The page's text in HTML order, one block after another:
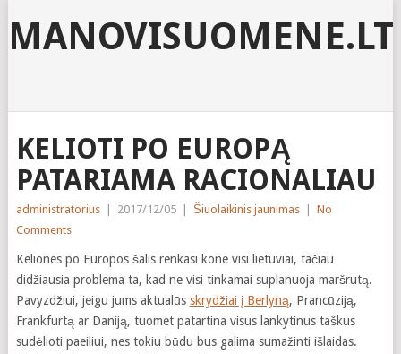
MANOVISUOMENE.LT
KELIOTI PO EUROPĄ
PATARIAMA RACIONALIAU
administratorius 2017/12/05 Šiuolaikinis jaunimas
No
Comments
Keliones po Europos šalis renkasi kone visi lietuviai, tačiau
didžiausia problema ta, kad ne visi tinkamai suplanuoja maršrutą.
Pavyzdžiui, jeigu jums aktualūs skrydžiai į Berlyną, Prancūziją,
Frankfurtą ar Daniją, tuomet patartina visus lankytinus taškus
sudėlioti paeiliui, nes tokiu būdu bus galima sumažinti išlaidas.